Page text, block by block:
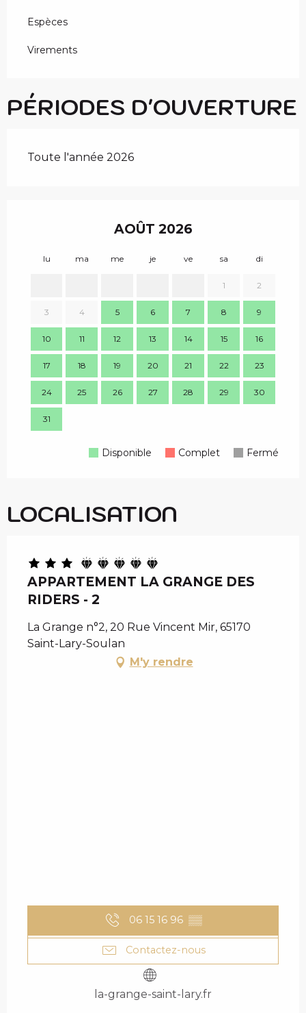
Espèces
Virements
PÉRIODES D'OUVERTURE
Toute l'année 2026
AOÛT 2026
lu ma me je ve sa di
1 2
3 4 5 6 7 8 9
10 11 12 13 14 15 16
17 18 19 20 21 22 23
24 25 26 27 28 29 30
31
Disponible Complet Fermé
LOCALISATION
APPARTEMENT LA GRANGE DES
RIDERS - 2
La Grange n°2, 20 Rue Vincent Mir, 65170
Saint-Lary-Soulan
M'y rendre
06 15 16 96 ▒▒
Contactez-nous
la-grange-saint-lary.fr